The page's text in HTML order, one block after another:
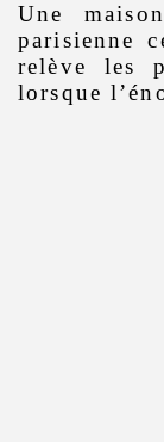
Une
parisienne
relève les
lorsque